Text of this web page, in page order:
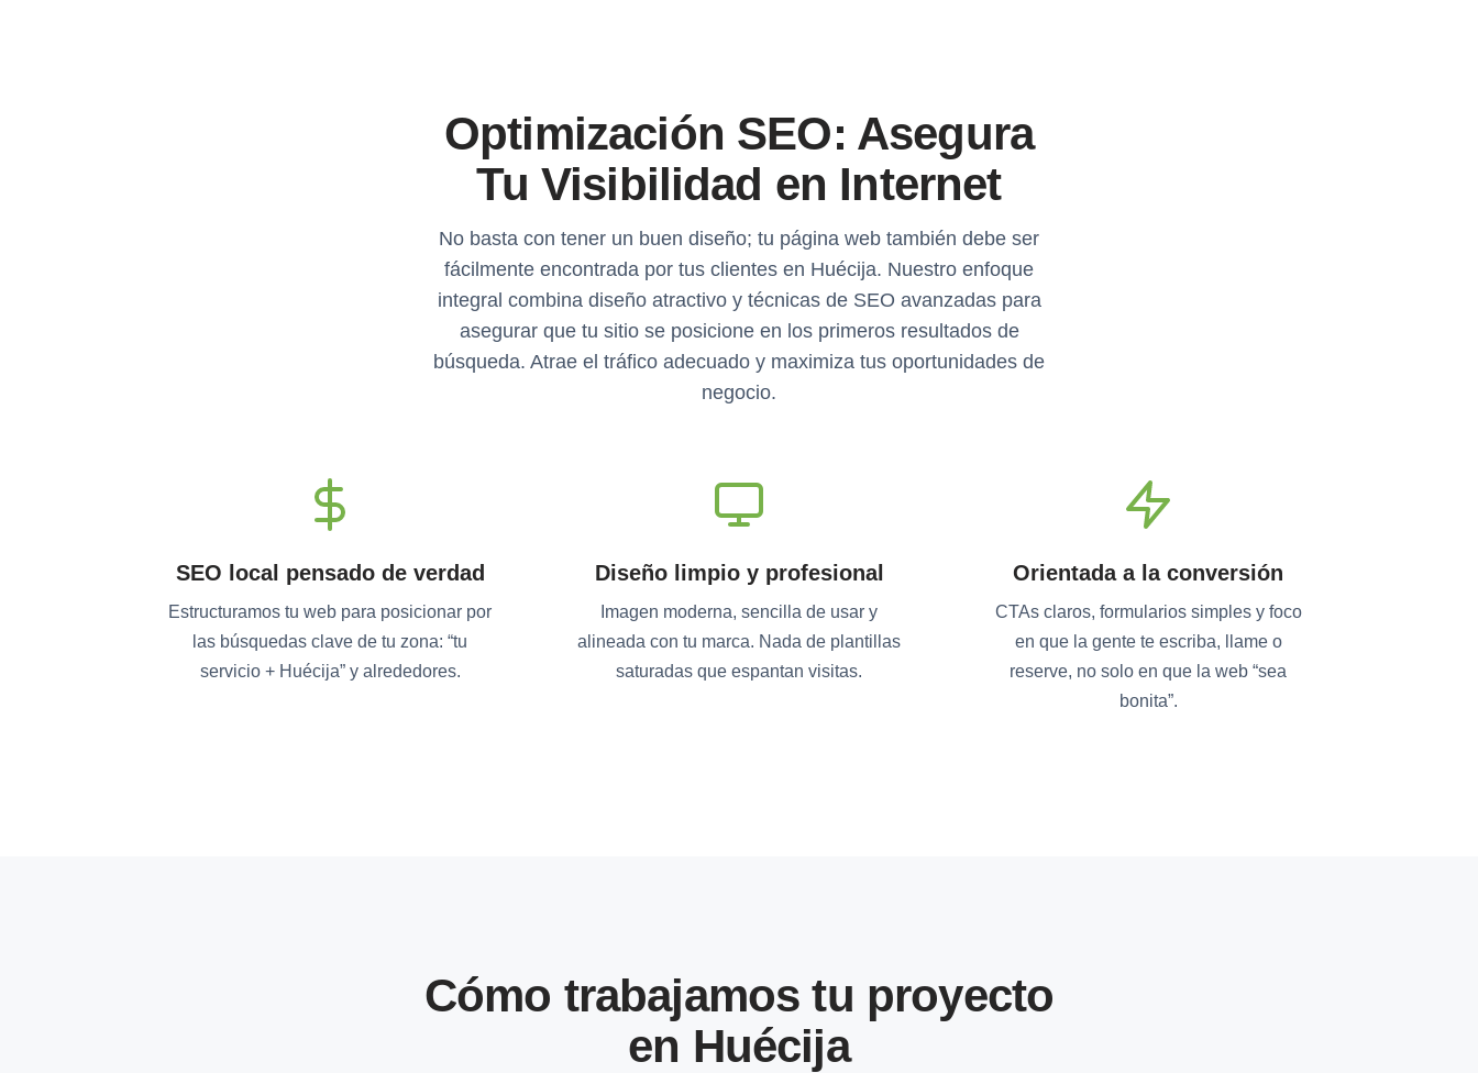
Optimización SEO: Asegura
Tu Visibilidad en Internet
No basta con tener un buen diseño; tu página web también debe ser
fácilmente encontrada por tus clientes en Huécija. Nuestro enfoque
integral combina diseño atractivo y técnicas de SEO avanzadas para
asegurar que tu sitio se posicione en los primeros resultados de
búsqueda. Atrae el tráfico adecuado y maximiza tus oportunidades de
negocio.
SEO local pensado de verdad
Estructuramos tu web para posicionar por
las búsquedas clave de tu zona: “tu
servicio + Huécija” y alrededores.
Diseño limpio y profesional
Imagen moderna, sencilla de usar y
alineada con tu marca. Nada de plantillas
saturadas que espantan visitas.
Orientada a la conversión
CTAs claros, formularios simples y foco
en que la gente te escriba, llame o
reserve, no solo en que la web “sea
bonita”.
Cómo trabajamos tu proyecto
en Huécija